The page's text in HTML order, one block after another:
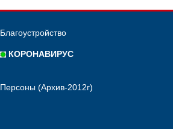
Благоустройство
КОРОНАВИРУС
Персоны (Архив-2012г)